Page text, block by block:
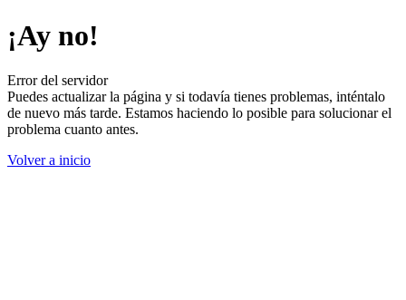
¡Ay no!
Error del servidor
Puedes actualizar la página y si todavía tienes problemas, inténtalo
de nuevo más tarde. Estamos haciendo lo posible para solucionar el
problema cuanto antes.
Volver a inicio